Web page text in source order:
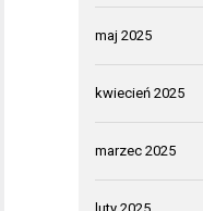
maj 2025
kwiecień 2025
marzec 2025